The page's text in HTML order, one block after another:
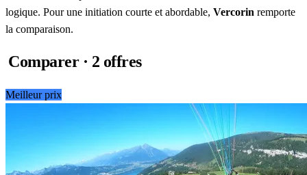
logique. Pour une initiation courte et abordable, Vercorin remporte
la comparaison.
Comparer · 2 offres
Meilleur prix